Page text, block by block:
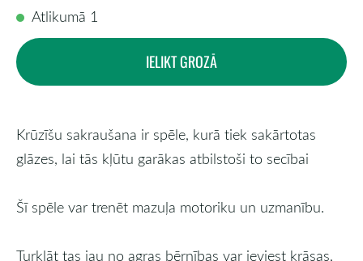
Atlikumā 1
IELIKT GROZĀ
Krūzīšu sakraušana ir spēle, kurā tiek sakārtotas
glāzes, lai tās kļūtu garākas atbilstoši to secībai
Šī spēle var trenēt mazuļa motoriku un uzmanību.
Turklāt tas jau no agras bērnības var ieviest krāsas,